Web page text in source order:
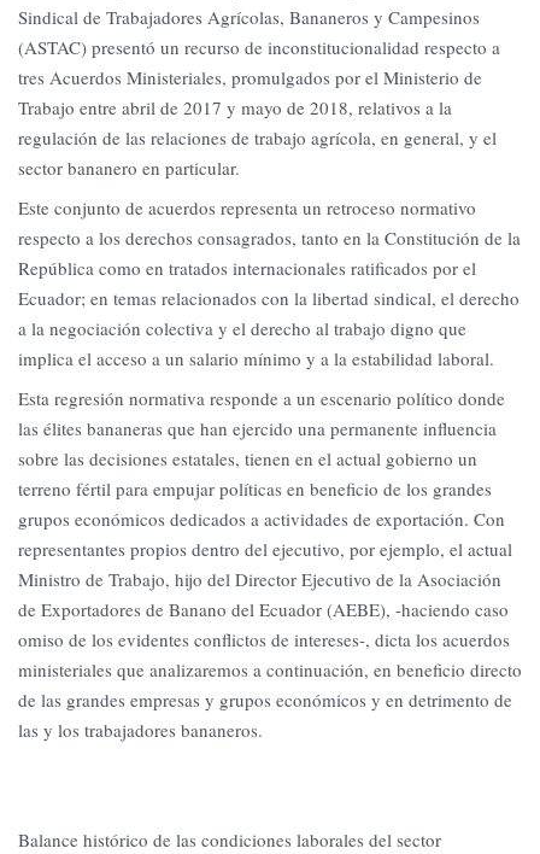
Sindical de Trabajadores Agrícolas, Bananeros y Campesinos
(ASTAC) presentó un recurso de inconstitucionalidad respecto a
tres Acuerdos Ministeriales, promulgados por el Ministerio de
Trabajo entre abril de 2017 y mayo de 2018, relativos a la
regulación de las relaciones de trabajo agrícola, en general, y el
sector bananero en particular.
Este conjunto de acuerdos representa un retroceso normativo
respecto a los derechos consagrados, tanto en la Constitución de la
República como en tratados internacionales ratificados por el
Ecuador; en temas relacionados con la libertad sindical, el derecho
a la negociación colectiva y el derecho al trabajo digno que
implica el acceso a un salario mínimo y a la estabilidad laboral.
Esta regresión normativa responde a un escenario político donde
las élites bananeras que han ejercido una permanente influencia
sobre las decisiones estatales, tienen en el actual gobierno un
terreno fértil para empujar políticas en beneficio de los grandes
grupos económicos dedicados a actividades de exportación. Con
representantes propios dentro del ejecutivo, por ejemplo, el actual
Ministro de Trabajo, hijo del Director Ejecutivo de la Asociación
de Exportadores de Banano del Ecuador (AEBE), -haciendo caso
omiso de los evidentes conflictos de intereses-, dicta los acuerdos
ministeriales que analizaremos a continuación, en beneficio directo
de las grandes empresas y grupos económicos y en detrimento de
las y los trabajadores bananeros.
Balance histórico de las condiciones laborales del sector